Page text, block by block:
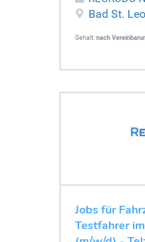
Bad St.
Gehalt: nach
Jobs für
Testfahrer